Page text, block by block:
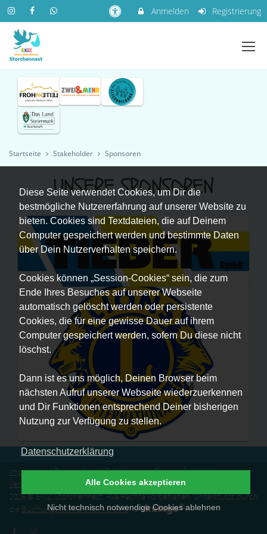
Diese Seite verwendet Cookies, um Dir die
bestmögliche Nutzererfahrung auf unserer Website zu
bieten. Cookies sind Textdateien, die auf Deinem
Computer gespeichert werden und bestimmte Daten
über Dein Nutzerverhalten speichern.
Cookies können „Session-Cookies“ sein, die zum
Ende Ihres Besuches auf unserer Webseite
automatisch gelöscht werden oder persistente
Cookies, die für eine gewisse Dauer auf ihrem
Computer gespeichert werden, sofern Du diese nicht
löschst.
Dann ist es uns möglich, Deinen Browser beim
nächsten Aufruf unserer Webseite wiederzuerkennen
und Dir Funktionen entsprechend Deiner bisherigen
Nutzung zur Verfügung zu stellen.
Datenschutzerklärung
Nicht technisch notwendige Cookies ablehnen
Alle Cookies akzeptieren
Anmelden Registrierung
Startseite Stakeholder Sponsoren
UNSERE SPONSOREN
Impressum|Datenschutz|Erklärung zur Barrierefreiheit|
Vereinssatzung
Vertrag widerrufen
2026 © EKIZ Storchennest. Alle Rechte vorbehalten. Unterstützt durch
die Buchungssoftware für Vereinevonkutego®.